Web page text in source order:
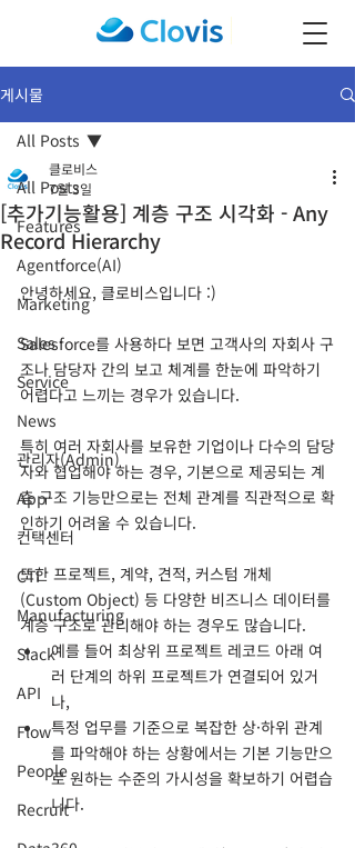
게시물
All Posts
Features
Agentforce(AI)
Marketing
Sales
Service
News
관리자(Admin)
App
컨택센터
CTI
Manufacturing
Slack
API
Flow
People
Recruit
All Posts
[추가기능활용] 계층 구조 시각화 - Any
Record Hierarchy
클로비스
7월 3일
안녕하세요, 클로비스입니다 :)
Salesforce를 사용하다 보면 고객사의 자회사 구
조나 담당자 간의 보고 체계를 한눈에 파악하기
어렵다고 느끼는 경우가 있습니다.
특히 여러 자회사를 보유한 기업이나 다수의 담당
자와 협업해야 하는 경우, 기본으로 제공되는 계
층 구조 기능만으로는 전체 관계를 직관적으로 확
인하기 어려울 수 있습니다.
또한 프로젝트, 계약, 견적, 커스텀 개체
(Custom Object) 등 다양한 비즈니스 데이터를
계층 구조로 관리해야 하는 경우도 많습니다.
예를 들어 최상위 프로젝트 레코드 아래 여
러 단계의 하위 프로젝트가 연결되어 있거
나,
특정 업무를 기준으로 복잡한 상·하위 관계
를 파악해야 하는 상황에서는 기본 기능만으
로 원하는 수준의 가시성을 확보하기 어렵습
니다.